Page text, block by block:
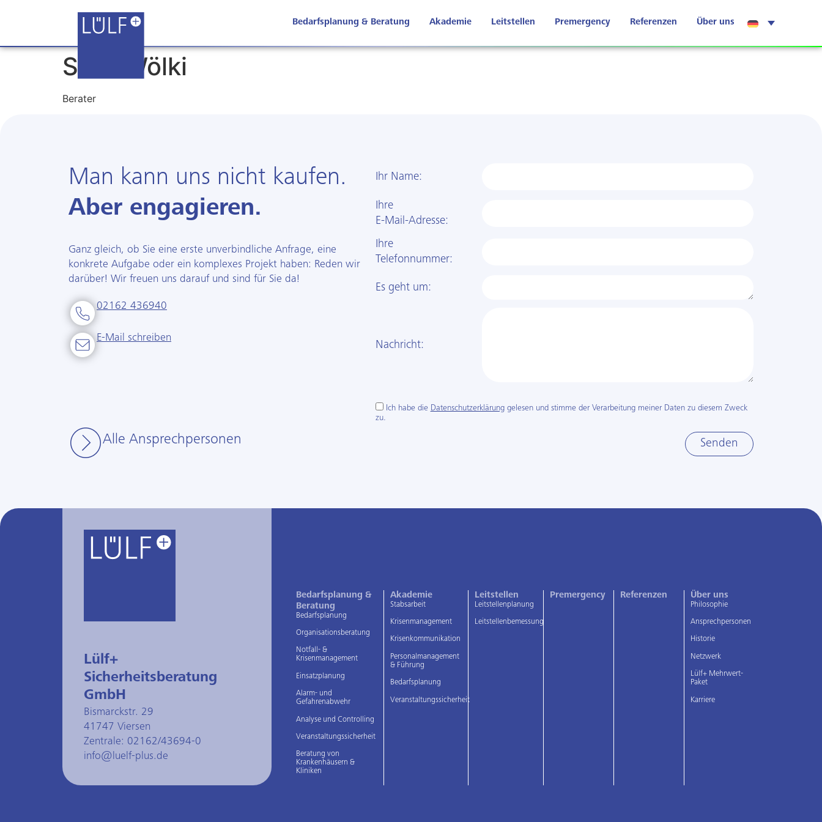
Bedarfsplanung & Beratung Akademie Leitstellen Premergency Referenzen Über uns
Silas Wölki
Berater
Man kann uns nicht kaufen.
Aber engagieren.
Ganz gleich, ob Sie eine erste unverbindliche Anfrage, eine
konkrete Aufgabe oder ein komplexes Projekt haben: Reden wir
darüber! Wir freuen uns darauf und sind für Sie da!
02162 436940
E-Mail schreiben
Alle Ansprechpersonen
Ihr Name:
Ihre
E-Mail-Adresse:
Ihre
Telefon­nummer:
Es geht um:
Nachricht:
Ich habe die Datenschutzerklärunggelesen und stimme der Verarbeitung meiner Daten zu diesem Zweck
zu.
Senden
Lülf+
Sicherheitsberatung
GmbH
Bismarckstr. 29
41747 Viersen
Zentrale: 02162/43694-0
info@luelf-plus.de
Bedarfsplanung &
Beratung
Bedarfsplanung
Organisationsberatung
Notfall- &
Krisenmanagement
Einsatzplanung
Alarm- und
Gefahrenabwehr
Analyse und Controlling
Veranstaltungssicherheit
Beratung von
Krankenhäusern &
Kliniken
Akademie
Stabsarbeit
Krisenmanagement
Krisenkommunikation
Personalmanagement
& Führung
Bedarfsplanung
Veranstaltungssicherheit
Leitstellen
Leitstellenplanung
Leitstellenbemessung
Premergency Referenzen Über uns
Philosophie
Ansprechpersonen
Historie
Netzwerk
Lülf+ Mehrwert-
Paket
Karriere